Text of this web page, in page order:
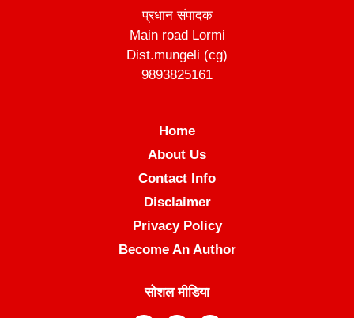
प्रधान संपादक
Main road Lormi
Dist.mungeli (cg)
9893825161
Home
About Us
Contact Info
Disclaimer
Privacy Policy
Become An Author
सोशल मीडिया